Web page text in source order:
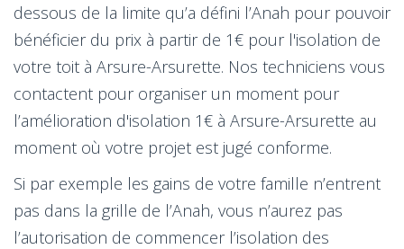
dessous de la limite qu’a défini l’Anah pour pouvoir
bénéficier du prix à partir de 1€ pour l'isolation de
votre toit à Arsure-Arsurette. Nos techniciens vous
contactent pour organiser un moment pour
l’amélioration d'isolation 1€ à Arsure-Arsurette au
moment où votre projet est jugé conforme.
Si par exemple les gains de votre famille n’entrent
pas dans la grille de l’Anah, vous n’aurez pas
l’autorisation de commencer l’isolation des